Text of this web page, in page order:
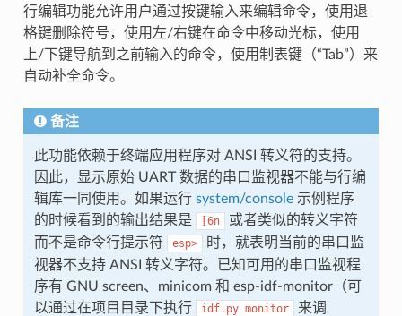
行编辑功能允许用户通过按键输入来编辑命令，使用退
格键删除符号，使用左/右键在命令中移动光标，使用
上/下键导航到之前输入的命令，使用制表键（“Tab”）来
自动补全命令。
备注
此功能依赖于终端应用程序对 ANSI 转义符的支持。
因此，显示原始 UART 数据的串口监视器不能与行编
辑库一同使用。如果运行 system/console示例程序
的时候看到的输出结果是
[6n
或者类似的转义字符
而不是命令行提示符
esp>
时，就表明当前的串口监
视器不支持 ANSI 转义字符。已知可用的串口监视程
序有 GNU screen、minicom 和 esp-idf-monitor（可
以通过在项目目录下执行
idf.py monitor
来调